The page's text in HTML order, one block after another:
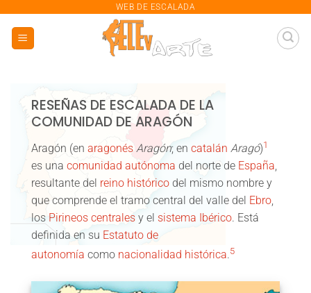
contenido
WEB DE ESCALADA
RESEÑAS DE ESCALADA DE LA
COMUNIDAD DE ARAGÓN
Aragón (en aragonés Aragón; en catalán Aragó)1
es una comunidad autónoma del norte de España,
resultante del reino histórico del mismo nombre y
que comprende el tramo central del valle del Ebro,
los Pirineos centrales y el sistema Ibérico. Está
definida en su Estatuto de
autonomía como nacionalidad histórica.5